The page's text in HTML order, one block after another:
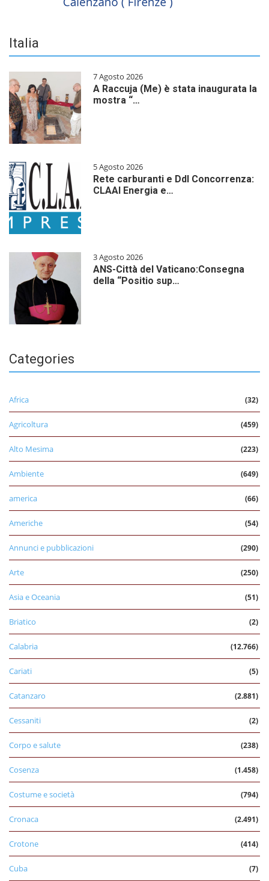
Italia
7 Agosto 2026
A Raccuja (Me) è stata inaugurata la
mostra “…
5 Agosto 2026
Rete carburanti e Ddl Concorrenza:
CLAAI Energia e…
3 Agosto 2026
ANS-Città del Vaticano:Consegna
della “Positio sup…
Categories
Africa (32)
Agricoltura (459)
Alto Mesima (223)
Ambiente (649)
america (66)
Americhe (54)
Annunci e pubblicazioni (290)
Arte (250)
Asia e Oceania (51)
Briatico (2)
Calabria (12.766)
Cariati (5)
Catanzaro (2.881)
Cessaniti (2)
Corpo e salute (238)
Cosenza (1.458)
Costume e società (794)
Cronaca (2.491)
Crotone (414)
Cuba (7)